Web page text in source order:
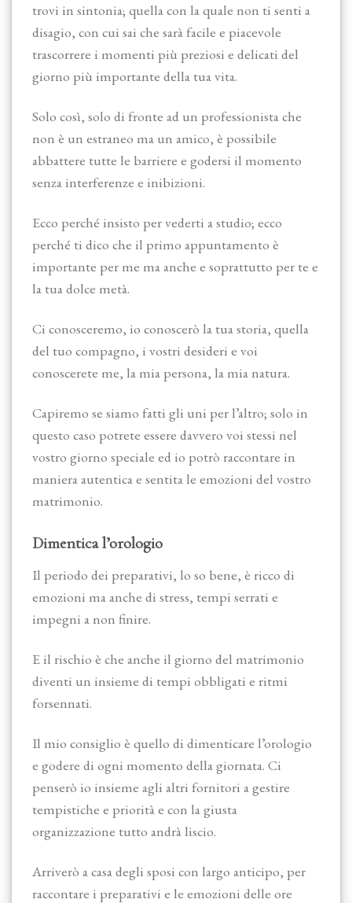
trovi in sintonia; quella con la quale non ti senti a
disagio, con cui sai che sarà facile e piacevole
trascorrere i momenti più preziosi e delicati del
giorno più importante della tua vita.
Solo così, solo di fronte ad un professionista che
non è un estraneo ma un amico, è possibile
abbattere tutte le barriere e godersi il momento
senza interferenze e inibizioni.
Ecco perché insisto per vederti a studio; ecco
perché ti dico che il primo appuntamento è
importante per me ma anche e soprattutto per te e
la tua dolce metà.
Ci conosceremo, io conoscerò la tua storia, quella
del tuo compagno, i vostri desideri e voi
conoscerete me, la mia persona, la mia natura.
Capiremo se siamo fatti gli uni per l’altro; solo in
questo caso potrete essere davvero voi stessi nel
vostro giorno speciale ed io potrò raccontare in
maniera autentica e sentita le emozioni del vostro
matrimonio.
Dimentica l’orologio
Il periodo dei preparativi, lo so bene, è ricco di
emozioni ma anche di stress, tempi serrati e
impegni a non finire.
E il rischio è che anche il giorno del matrimonio
diventi un insieme di tempi obbligati e ritmi
forsennati.
Il mio consiglio è quello di dimenticare l’orologio
e godere di ogni momento della giornata. Ci
penserò io insieme agli altri fornitori a gestire
tempistiche e priorità e con la giusta
organizzazione tutto andrà liscio.
Arriverò a casa degli sposi con largo anticipo, per
raccontare i preparativi e le emozioni delle ore